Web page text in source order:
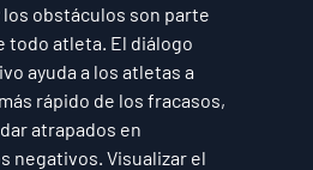
obstáculos son parte
todo atleta. El diálogo
ayuda a los atletas a
rápido de los fracasos,
atrapados en
negativos. Visualizar el